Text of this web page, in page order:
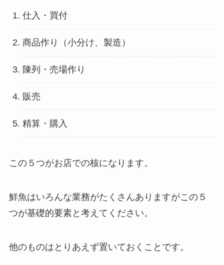
仕入・買付
商品作り（小分け、製造）
陳列・売場作り
販売
精算・購入
この５つがお店での核になります。
鮮魚はいろんな業務がたくさんありますがこの５
つが基礎的要素と考えてください。
他のものはとりあえず置いておくことです。